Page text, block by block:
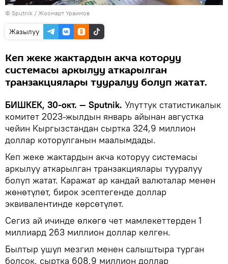
© Sputnik / Жоомарт Ураимов
Жазылуу
Кеп жеке жактардын акча которуу
системасы аркылуу аткарылган
транзакциялары тууралуу болуп жатат.
БИШКЕК, 30-окт. — Sputnik. Улуттук статистикалык
комитет 2023-жылдын январь айынан августка
чейин Кыргызстандан сыртка 324,9 миллион
доллар которулганын маалымдады.
Кеп жеке жактардын акча которуу системасы
аркылуу аткарылган транзакциялары тууралуу
болуп жатат. Каражат ар кандай валюталар менен
жөнөтүлөт, бирок эсептегенде доллар
эквивалентинде көрсөтүлөт.
Сегиз ай ичинде өлкөгө чет мамлекеттерден 1
миллиард 263 миллион доллар келген.
Былтыр ушул мезгил менен салыштыра турган
болсок, сыртка 608,9 миллион доллар